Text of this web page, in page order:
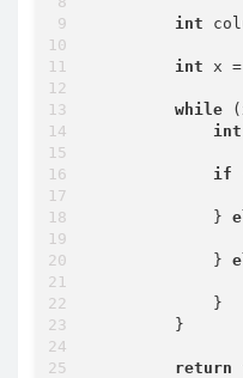
int
int x =
while
int
if
            }
            }
            }
        }
return